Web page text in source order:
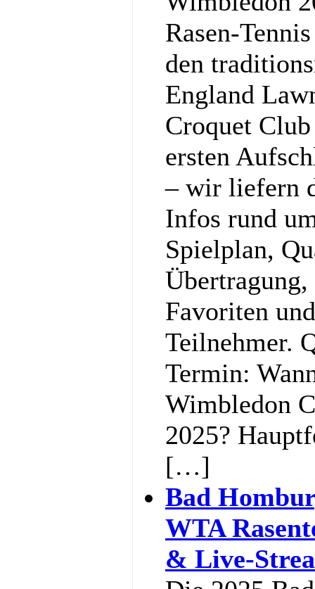
Rasen-
den
England
Croquet
ersten
– wir liefern
Infos rund
Spielplan,
Favoriten
Teilnehmer.
Termin:
Wimbledon
2025?
[…]
Bad
WTA
& Live-